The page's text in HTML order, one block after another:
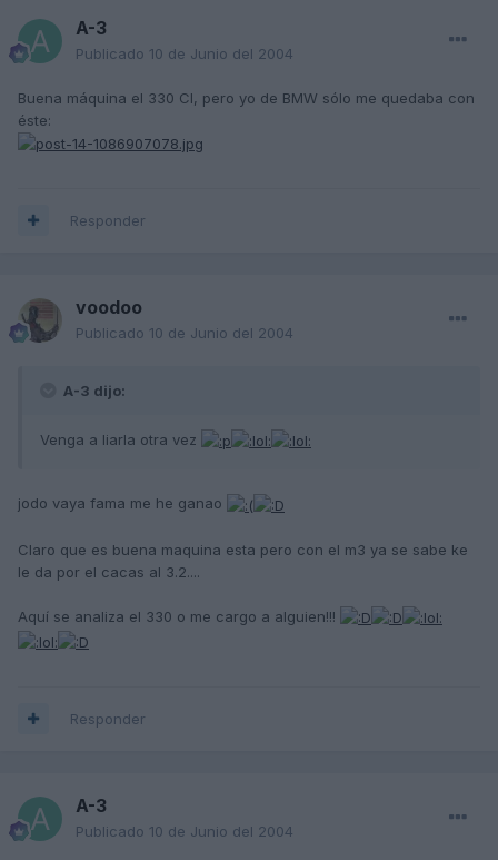
A-3
Publicado 10 de Junio del 2004
Buena máquina el 330 CI, pero yo de BMW sólo me quedaba con
éste:
Responder
voodoo
Publicado 10 de Junio del 2004
A-3 dijo:
Venga a liarla otra vez
jodo vaya fama me he ganao
Claro que es buena maquina esta pero con el m3 ya se sabe ke
le da por el cacas al 3.2....
Aquí se analiza el 330 o me cargo a alguien!!!
Responder
A-3
Publicado 10 de Junio del 2004